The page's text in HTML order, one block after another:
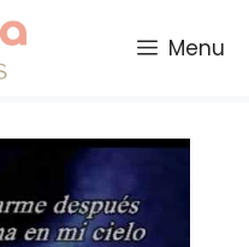
Menu